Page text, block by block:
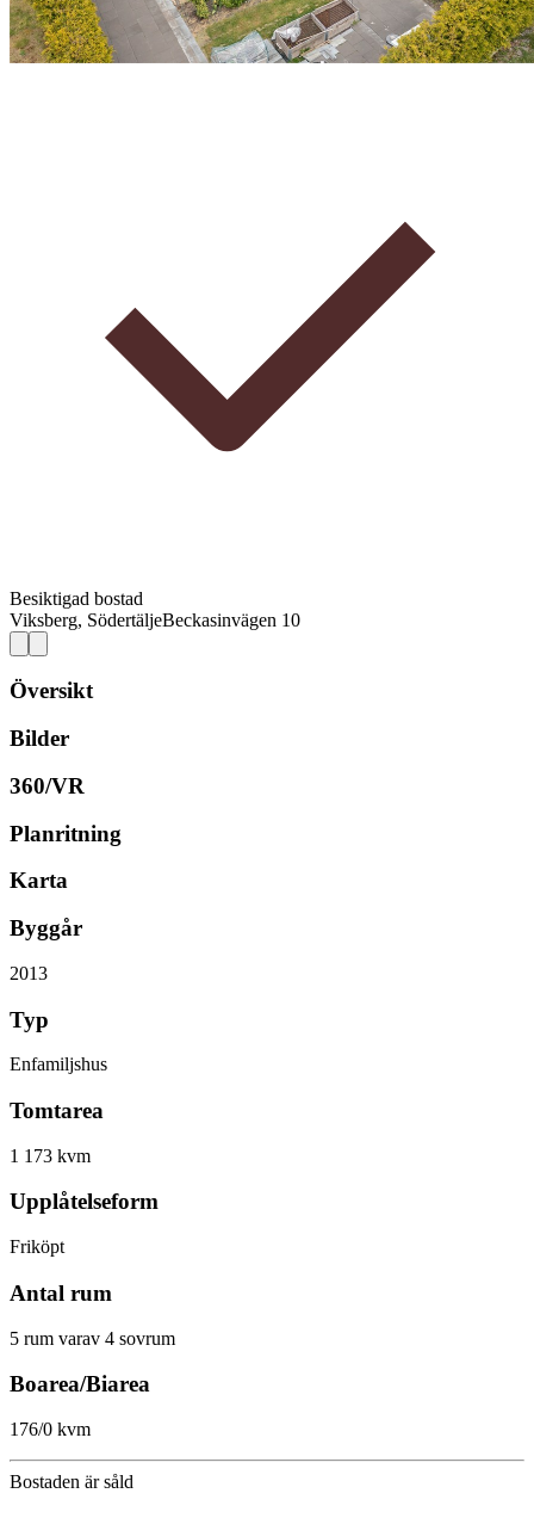
Besiktigad bostad
Viksberg, SödertäljeBeckasinvägen 10
Översikt
Bilder
360/VR
Planritning
Karta
Byggår
2013
Typ
Enfamiljshus
Tomtarea
1 173 kvm
Upplåtelseform
Friköpt
Antal rum
5 rum varav 4 sovrum
Boarea/Biarea
176/0 kvm
Bostaden är såld